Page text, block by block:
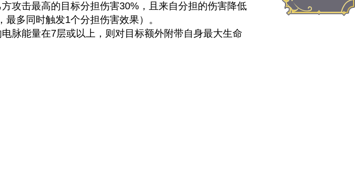
攻击最高的目标分担伤害30%，且来自分担的伤害降低
多同时触发1个分担伤害效果）。
脉能量在7层或以上，则对目标额外附带自身最大生命